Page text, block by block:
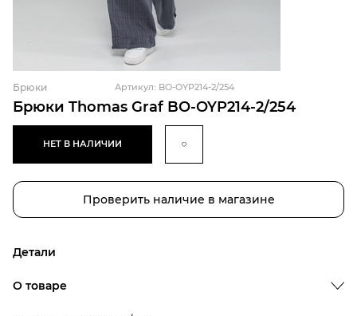
Брюки Thomas Graf BO-OYP214-2/254
Брюки Артикул: BO-OYP214-2/254
НЕТ В НАЛИЧИИ
Проверить наличие в магазине
Детали
О товаре